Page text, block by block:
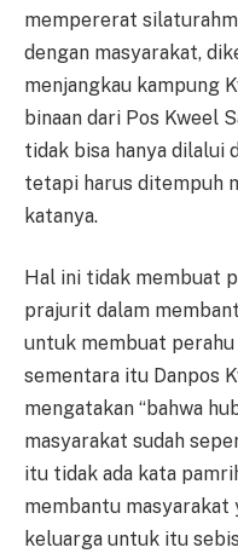
mempererat
dengan masyarakat,
menjangkau kampung
binaan dari Pos Kweel
tidak bisa hanya dilalui
tetapi harus ditempuh
katanya.
Hal ini tidak membuat
prajurit dalam
untuk membuat
sementara itu Danpos
mengatakan “bahwa
masyarakat sudah
itu tidak ada kata
membantu masyarakat
keluarga untuk itu